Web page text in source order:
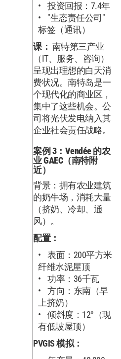
投资回报：7.4年
"生态责任公司"
标签（通讯）
课： 南特第三产业
（IT、服务、咨询）
呈现出理想的白天消
费状况。南特岛是一
个现代化的商业区，
集中了这些机会。公
司将光伏发电纳入其
企业社会责任战略。
案例 3：Vendée 的农
业 GAEC（南特附
近）
背景：拥有农业建筑
的奶牛场，消耗大量
（挤奶、冷却、通
风）。
配置：
表面：200平方米
纤维水泥屋顶
功率：36千瓦
方向：东南（早
上挤奶）
倾斜度：12°（现
有低坡屋顶）
PVGIS 模拟：